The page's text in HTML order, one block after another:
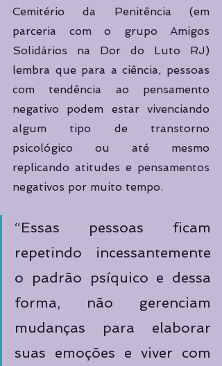
Cemitério da Penitência (em
parceria com o grupo Amigos
Solidários na Dor do Luto RJ)
lembra que para a ciência, pessoas
com tendência ao pensamento
negativo podem estar vivenciando
algum tipo de transtorno
psicológico ou até mesmo
replicando atitudes e pensamentos
negativos por muito tempo.
“Essas pessoas ficam
repetindo incessantemente
o padrão psíquico e dessa
forma, não gerenciam
mudanças para elaborar
suas emoções e viver com